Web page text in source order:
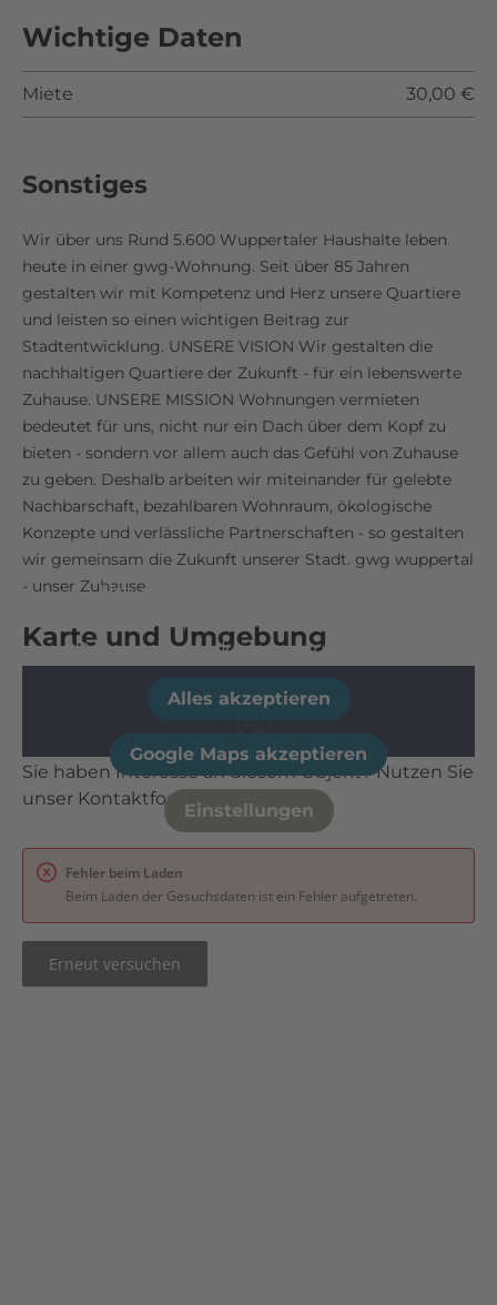
Wichtige Daten
Miete 30,00 €
Sonstiges
Wir über uns Rund 5.600 Wuppertaler Haushalte leben
heute in einer gwg-Wohnung. Seit über 85 Jahren
gestalten wir mit Kompetenz und Herz unsere Quartiere
und leisten so einen wichtigen Beitrag zur
Stadtentwicklung. UNSERE VISION Wir gestalten die
nachhaltigen Quartiere der Zukunft - für ein lebenswerte
Zuhause. UNSERE MISSION Wohnungen vermieten
bedeutet für uns, nicht nur ein Dach über dem Kopf zu
bieten - sondern vor allem auch das Gefühl von Zuhause
zu geben. Deshalb arbeiten wir miteinander für gelebte
Nachbarschaft, bezahlbaren Wohnraum, ökologische
Konzepte und verlässliche Partnerschaften - so gestalten
wir gemeinsam die Zukunft unserer Stadt. gwg wuppertal
- unser Zuhause
Karte und Umgebung
Um diesen Inhalt benutzen zu
können, müssen Sie erst der
Datenschutzerklärung zustimmen!
Alles akzeptieren
Google Maps akzeptieren
Einstellungen
Sie haben Interesse an diesem Objekt? Nutzen Sie
unser Kontaktformular: